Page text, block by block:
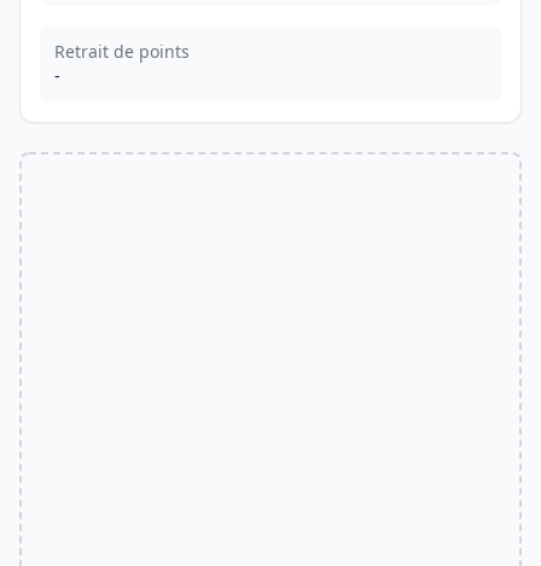
Retrait de points
-